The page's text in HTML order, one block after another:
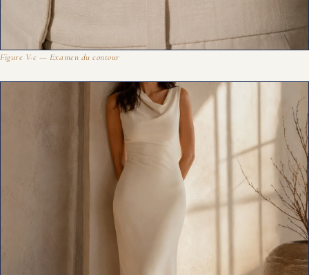
Figure V·c — Examen du contour